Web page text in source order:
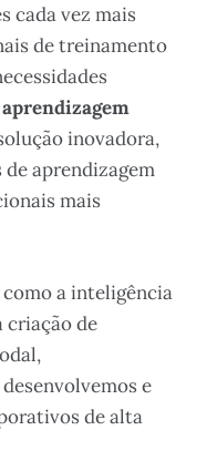
cada vez mais
de treinamento
aprendizagem
inovadora,
aprendizagem
mais
a inteligência
de
e
de alta